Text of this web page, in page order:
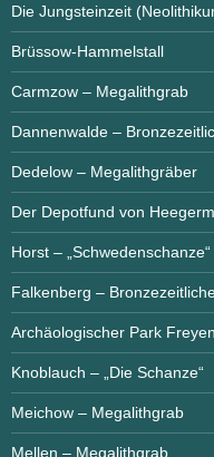
Die Jungsteinzeit
Brüssow-Hammelstall
Carmzow – Megalithgrab
Dannenwalde –
Dedelow – Megalithgräber
Der Depotfund von
Horst – „Schwedenschanze“
Falkenberg –
Archäologischer Park
Knoblauch – „Die Schanze“
Meichow – Megalithgrab
Mellen – Megalithgrab